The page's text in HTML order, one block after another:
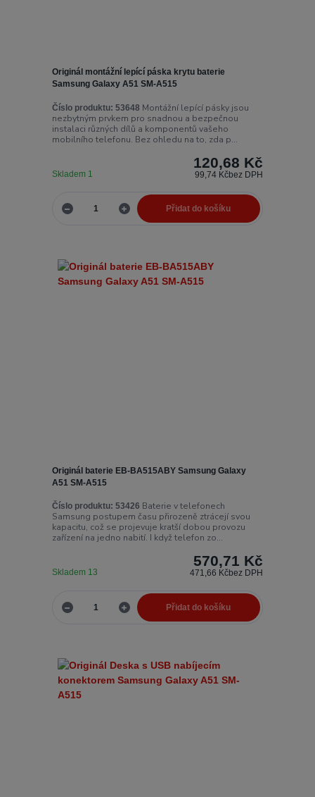
Originál montážní lepící páska krytu baterie
Samsung Galaxy A51 SM-A515
Číslo produktu: 53648 Montážní lepící pásky jsou
nezbytným prvkem pro snadnou a bezpečnou
instalaci různých dílů a komponentů vašeho
mobilního telefonu. Bez ohledu na to, zda p...
120,68 Kč
99,74 Kčbez DPH
Skladem 1
Přidat do košíku
Originál baterie EB-BA515ABY Samsung Galaxy
A51 SM-A515
Číslo produktu: 53426 Baterie v telefonech
Samsung postupem času přirozeně ztrácejí svou
kapacitu, což se projevuje kratší dobou provozu
zařízení na jedno nabití. I když telefon zo...
570,71 Kč
471,66 Kčbez DPH
Skladem 13
Přidat do košíku